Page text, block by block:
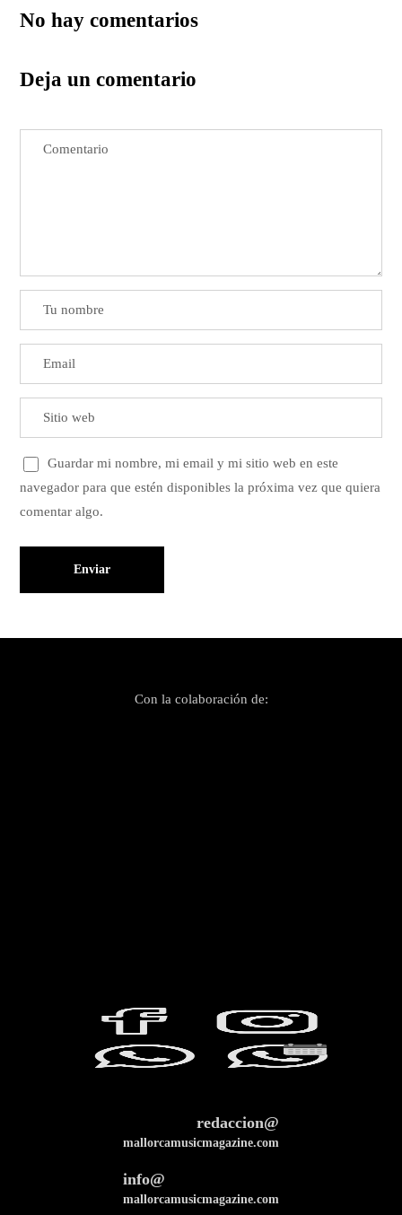
No hay comentarios
Deja un comentario
Guardar mi nombre, mi email y mi sitio web en este
navegador para que estén disponibles la próxima vez que quiera
comentar algo.
Con la colaboración de:
redaccion@
mallorcamusicmagazine.com
info@
mallorcamusicmagazine.com